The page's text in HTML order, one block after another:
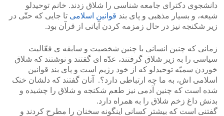
دانشجوی دکترای جامعه شناسی را شلاق زدند. خانم توحیدلو
شیعه، و بسیار مذهبی و پای بند قوانین اسلامی تا جایی که حتّی در
زیر شکنجه نیز در حال زمزمه کردن آیاتی از قرآن بود.
زمانی که چنین انسانی با چنین شخصیت و سابقه ی فعّالیت
سیاسی را به زیر شلاق گرفتند، عدّه ای گفتند و نوشتند که شلاق
خوردن سمیّه توحیدلو که از خود رژیم است و پای بند قوانین
اسلامی اش، به ما چه ارتباطی دارد؟. آنان گفتند که دلشان خنک
شده است که چنین آدمی نیز طعم شکنجه و شلاق را چشیده و
بدنش داغ زخم شلاق را به همراه دارد.
گفتنی است که بیشتر کسانی اینگونه سخنان را مطرح کردند و